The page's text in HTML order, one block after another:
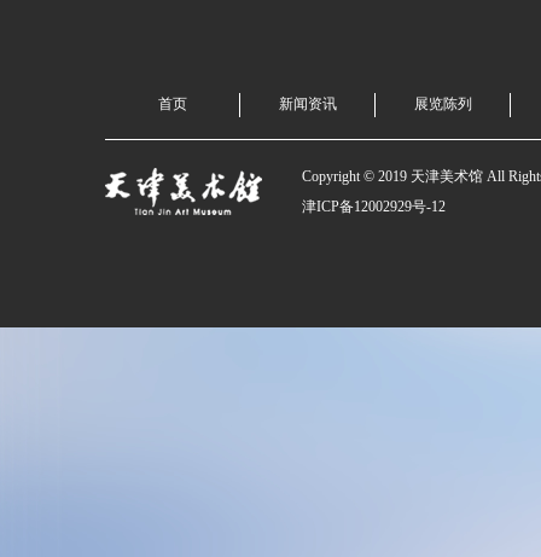
首页 新闻资讯 展览陈列
Copyright © 2019 天津美术馆 All
津ICP备12002929号-12